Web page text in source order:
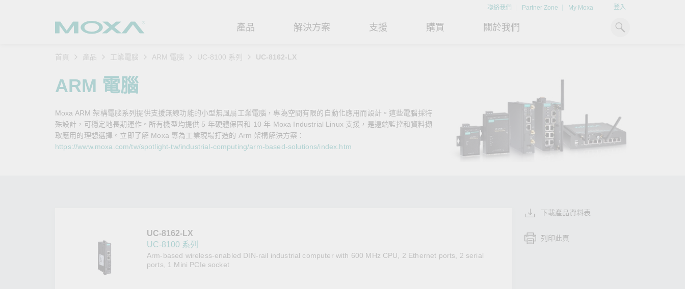
聯絡我們 Partner Zone My Moxa 登入
產品
安全路由器
無線 AP/橋接器/用戶端
網路安全設備
串列轉接器 ARM 電腦
平板電腦
IIoT 閘道器
查看所有產品
解決方案
軌道運輸
電力能源
時效性網路 (TSN)
強化 OT 網路安全
閱讀更多網路安全專文以掌握
實用建議，為 OT 系統打造更
掌握綠能脈動
探索 BESS（電池儲能系統）
如何引領能源轉型，打造更潔
強化 OT 網路
閱讀更多網路安全專
支援
產品 FAQs
安全公告
保固政策 案例研究
技術專文資料庫
影片庫
購買 關於我們
緣起與創新
客戶經驗與成功
新聞與活動
創造永續價值 Moxa 人才小聯盟系統
如同美國職棒聯盟的人才育
成，我們發展 Moxa 人才小聯
首頁 產品 工業電腦 ARM 電腦 UC-8100 系列 UC-8162-LX
ARM 電腦
Moxa ARM 架構電腦系列提供支援無線功能的小型無風扇工業電腦，專為空間有限的自動化應用而設計。這些電腦採特
殊設計，可穩定地長期運作。所有機型均提供 5 年硬體保固和 10 年 Moxa Industrial Linux 支援，是遠端監控和資料擷
取應用的理想選擇。立即了解 Moxa 專為工業現場打造的 Arm 架構解決方案：
https://www.moxa.com/tw/spotlight-tw/industrial-computing/arm-based-solutions/index.htm
UC-8162-LX
UC-8100 系列
Arm-based wireless-enabled DIN-rail industrial computer with 600 MHz CPU, 2 Ethernet ports, 2 serial
ports, 1 Mini PCIe socket
下載產品資料表
列印此頁